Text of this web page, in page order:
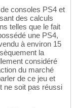
consoles PS4 et
des calculs
telles que le fait
une PS4,
à environ 15
la
considéré
du marché
de ce jeu et
ne soit pas réussi